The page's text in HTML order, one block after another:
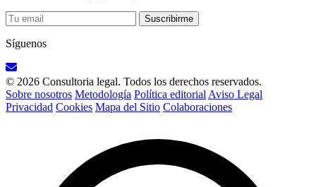
Suscribirme
Síguenos
© 2026 Consultoria legal. Todos los derechos reservados.
Sobre nosotros Metodología Política editorial Aviso Legal
Privacidad Cookies Mapa del Sitio Colaboraciones